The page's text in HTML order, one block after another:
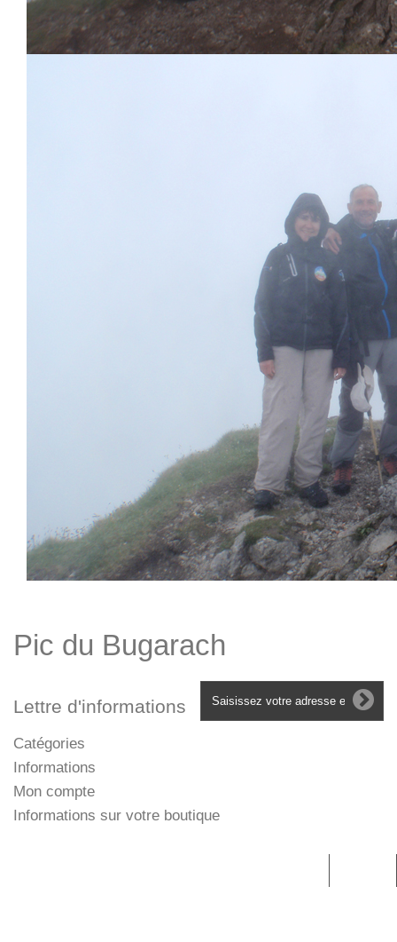
Pic du Bugarach
Lettre d'informations
Catégories
Informations
Mon compte
Informations sur votre boutique